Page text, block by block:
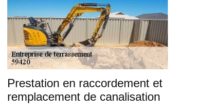
Prestation en raccordement et
remplacement de canalisation